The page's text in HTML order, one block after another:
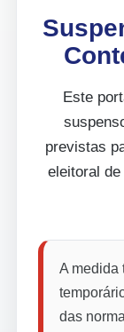
Este
previstas
eleitoral
A medida
das